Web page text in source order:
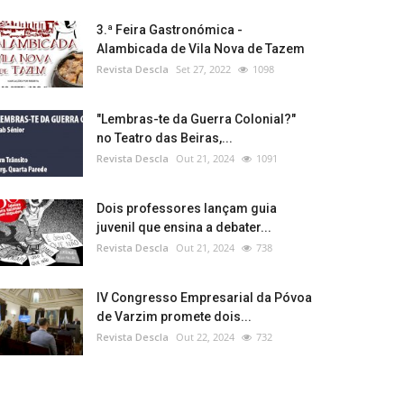
3.ª Feira Gastronómica -
Alambicada de Vila Nova de Tazem
Revista Descla Set 27, 2022 1098
"Lembras-te da Guerra Colonial?"
no Teatro das Beiras,...
Revista Descla Out 21, 2024 1091
Dois professores lançam guia
juvenil que ensina a debater...
Revista Descla Out 21, 2024 738
IV Congresso Empresarial da Póvoa
de Varzim promete dois...
Revista Descla Out 22, 2024 732